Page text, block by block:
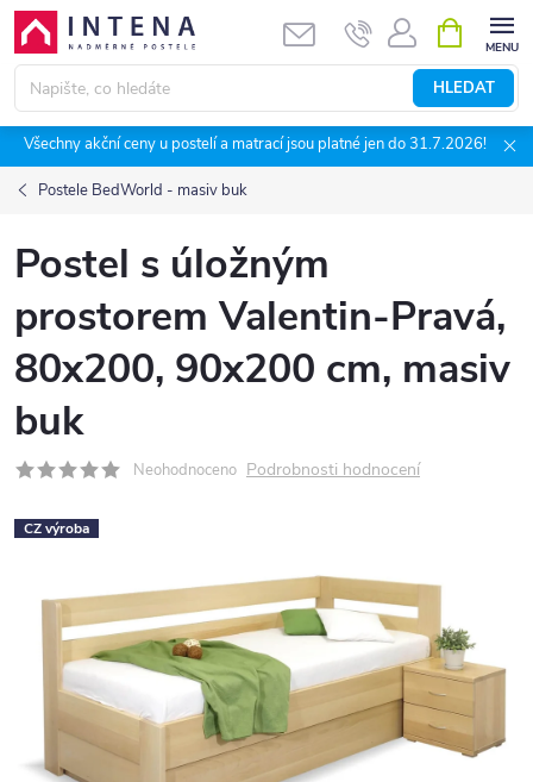
Přejít
obsah
HLEDAT
NÁKUPNÍ
KOŠÍK
Všechny akční ceny u postelí a matrací jsou platné jen do 31.7.2026!
Postele BedWorld - masiv buk
Postel s úložným
prostorem Valentin-Pravá,
80x200, 90x200 cm, masiv
buk
Neohodnoceno Podrobnosti hodnocení
CZ výroba